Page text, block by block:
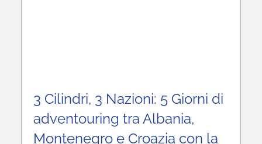
3 Cilindri, 3 Nazioni: 5 Giorni di
adventouring tra Albania,
Montenegro e Croazia con la